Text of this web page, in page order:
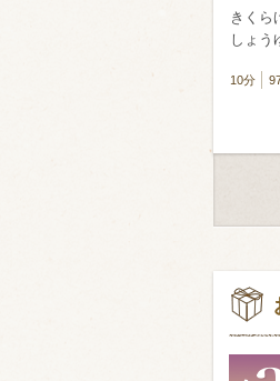
きくら
しょう
10分